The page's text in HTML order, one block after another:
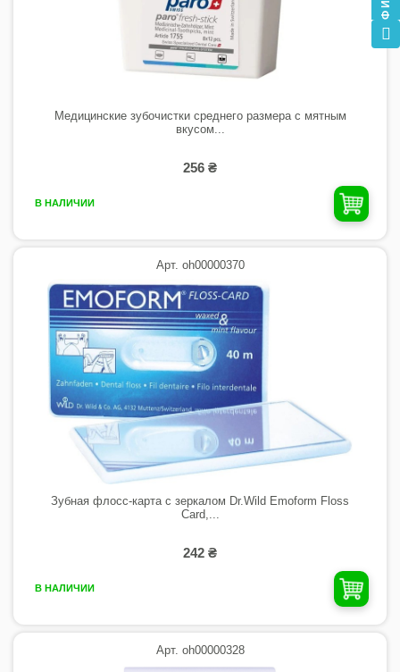
Медицинские зубочистки среднего размера с мятным
вкусом...
256 ₴
В НАЛИЧИИ
Арт. oh00000370
Зубная флосс-карта с зеркалом Dr.Wild Emoform Floss
Card,...
242 ₴
В НАЛИЧИИ
Арт. oh00000328